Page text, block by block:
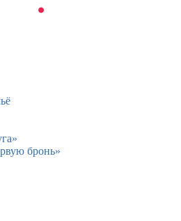
бронь»